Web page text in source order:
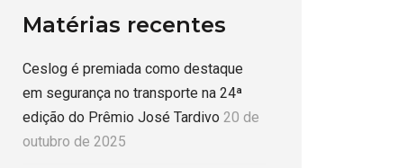
Matérias recentes
Ceslog é premiada como destaque
em segurança no transporte na 24ª
edição do Prêmio José Tardivo 20 de
outubro de 2025